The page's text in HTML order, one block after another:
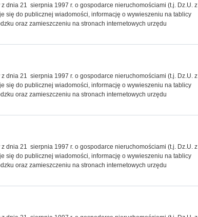
dnia 21 sierpnia 1997 r. o gospodarce nieruchomościami (t.j. Dz.U. z
się do publicznej wiadomości, informację o wywieszeniu na tablicy
oraz zamieszczeniu na stronach internetowych urzędu
dnia 21 sierpnia 1997 r. o gospodarce nieruchomościami (t.j. Dz.U. z
się do publicznej wiadomości, informację o wywieszeniu na tablicy
oraz zamieszczeniu na stronach internetowych urzędu
dnia 21 sierpnia 1997 r. o gospodarce nieruchomościami (t.j. Dz.U. z
się do publicznej wiadomości, informację o wywieszeniu na tablicy
oraz zamieszczeniu na stronach internetowych urzędu